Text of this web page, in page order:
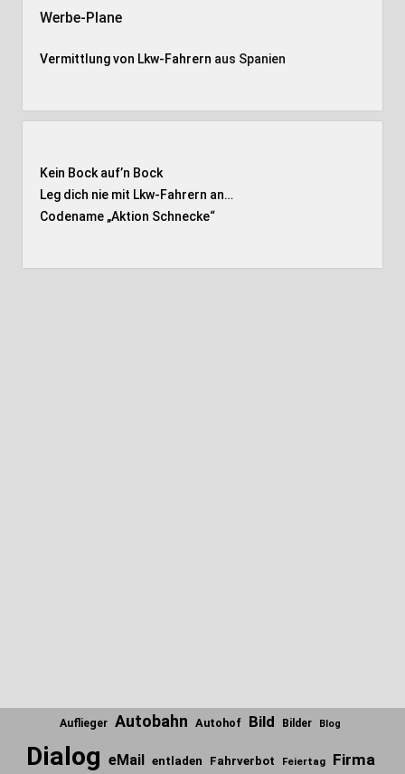
Werbe-Plane
Vermittlung von Lkw-Fahrern aus Spanien
Kein Bock auf’n Bock
Leg dich nie mit Lkw-Fahrern an…
Codename „Aktion Schnecke“
Auflieger Autobahn Autohof Bild Bilder Blog
Dialog eMail entladen Fahrverbot Feiertag Firma